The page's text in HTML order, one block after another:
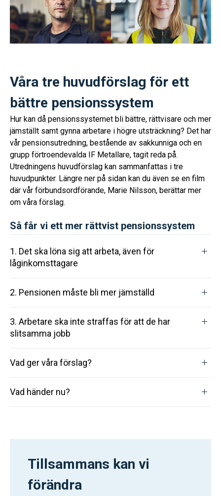
Våra tre huvudförslag för ett
bättre pensionssystem
Hur kan då pensionssystemet bli bättre, rättvisare och mer
jämställt samt gynna arbetare i högre utsträckning? Det har
vår pensionsutredning, bestående av sakkunniga och en
grupp förtroendevalda IF Metallare, tagit reda på.
Utredningens huvudförslag kan sammanfattas i tre
huvudpunkter. Längre ner på sidan kan du även se en film
där vår förbundsordförande, Marie Nilsson, berättar mer
om våra förslag.
Så får vi ett mer rättvist pensionssystem
1. Det ska löna sig att arbeta, även för
låginkomsttagare
2. Pensionen måste bli mer jämställd
3. Arbetare ska inte straffas för att de har
slitsamma jobb
Vad ger våra förslag?
Vad händer nu?
Tillsammans kan vi
förändra